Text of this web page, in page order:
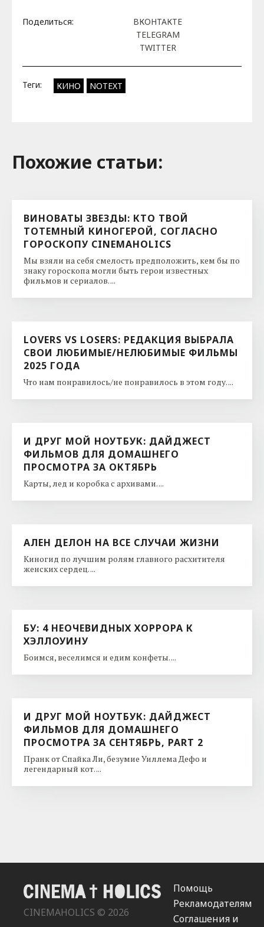
Поделиться:
ВКОНТАКТЕ
TELEGRAM
TWITTER
Теги: КИНО NOTEXT
Похожие cтатьи:
ВИНОВАТЫ ЗВЕЗДЫ: КТО ТВОЙ
ТОТЕМНЫЙ КИНОГЕРОЙ, СОГЛАСНО
ГОРОСКОПУ CINEMAHOLICS
Мы взяли на себя смелость предположить, кем бы по
знаку гороскопа могли быть герои известных
фильмов и сериалов. ...
LOVERS VS LOSERS: РЕДАКЦИЯ ВЫБРАЛА
СВОИ ЛЮБИМЫЕ/НЕЛЮБИМЫЕ ФИЛЬМЫ
2025 ГОДА
Что нам понравилось/не понравилось в этом году. ...
И ДРУГ МОЙ НОУТБУК: ДАЙДЖЕСТ
ФИЛЬМОВ ДЛЯ ДОМАШНЕГО
ПРОСМОТРА ЗА ОКТЯБРЬ
Карты, лед и коробка с архивами. ...
АЛЕН ДЕЛОН НА ВСЕ СЛУЧАИ ЖИЗНИ
Киногид по лучшим ролям главного расхитителя
женских сердец. ...
БУ: 4 НЕОЧЕВИДНЫХ ХОРРОРА К
ХЭЛЛОУИНУ
Боимся, веселимся и едим конфеты. ...
И ДРУГ МОЙ НОУТБУК: ДАЙДЖЕСТ
ФИЛЬМОВ ДЛЯ ДОМАШНЕГО
ПРОСМОТРА ЗА СЕНТЯБРЬ, PART 2
Пранк от Спайка Ли, безумие Уиллема Дефо и
легендарный кот. ...
CINEMAHOLICS © 2026
Помощь
Рекламодателям
Соглашения и